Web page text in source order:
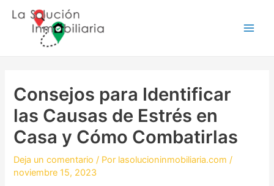
contenido
Consejos para Identificar
las Causas de Estrés en
Casa y Cómo Combatirlas
Deja un comentario / Por lasolucioninmobiliaria.com/
noviembre 15, 2023
de
entradas